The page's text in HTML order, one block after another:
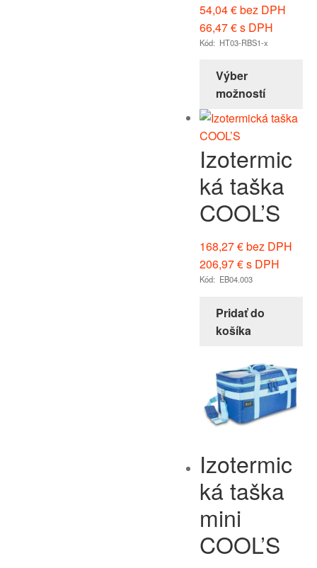
54,04€bez DPH
66,47€s DPH
Kód: HT03-RBS1-x
Výber
možností
Izotermic
ká taška
COOL’S
168,27€bez DPH
206,97€s DPH
Kód: EB04.003
Pridať do
košíka
Izotermic
ká taška
mini
COOL’S